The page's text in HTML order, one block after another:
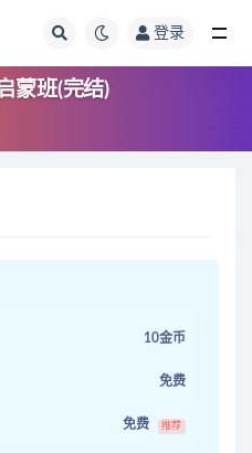
登录
蒙班(完结)
10金币
免费
免费 推荐